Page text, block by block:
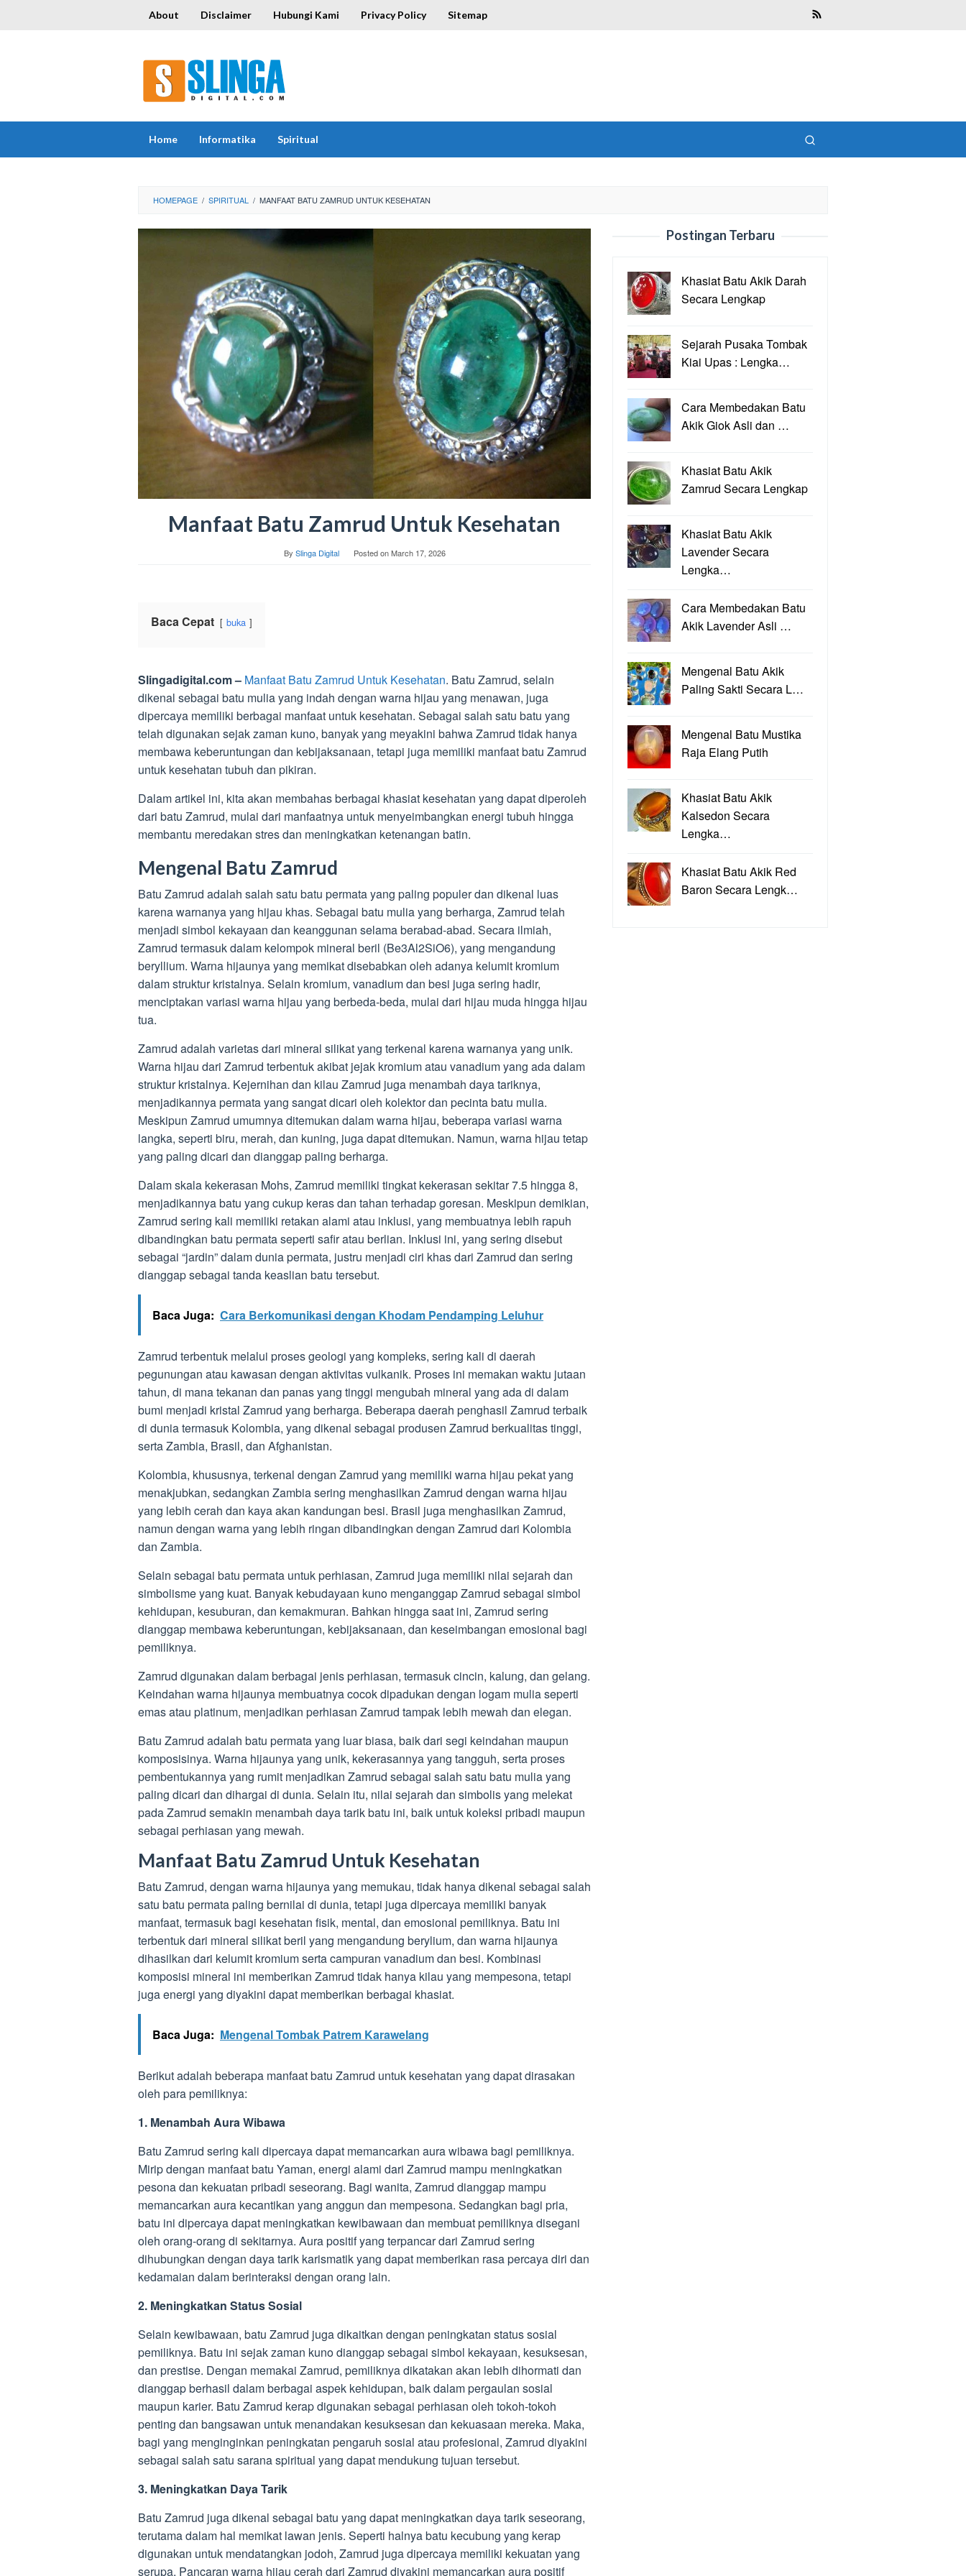
About Disclaimer Hubungi Kami Privacy Policy Sitemap
Home Informatika Spiritual
HOMEPAGE / SPIRITUAL / MANFAAT BATU ZAMRUD UNTUK KESEHATAN
Manfaat Batu Zamrud Untuk Kesehatan
By Slinga Digital Posted onMarch 17, 2026
Baca Cepat buka
Slingadigital.com – Manfaat Batu Zamrud Untuk Kesehatan. Batu Zamrud, selain
dikenal sebagai batu mulia yang indah dengan warna hijau yang menawan, juga
dipercaya memiliki berbagai manfaat untuk kesehatan. Sebagai salah satu batu yang
telah digunakan sejak zaman kuno, banyak yang meyakini bahwa Zamrud tidak hanya
membawa keberuntungan dan kebijaksanaan, tetapi juga memiliki manfaat batu Zamrud
untuk kesehatan tubuh dan pikiran.
Dalam artikel ini, kita akan membahas berbagai khasiat kesehatan yang dapat diperoleh
dari batu Zamrud, mulai dari manfaatnya untuk menyeimbangkan energi tubuh hingga
membantu meredakan stres dan meningkatkan ketenangan batin.
Mengenal Batu Zamrud
Batu Zamrud adalah salah satu batu permata yang paling populer dan dikenal luas
karena warnanya yang hijau khas. Sebagai batu mulia yang berharga, Zamrud telah
menjadi simbol kekayaan dan keanggunan selama berabad-abad. Secara ilmiah,
Zamrud termasuk dalam kelompok mineral beril (Be3Al2SiO6), yang mengandung
beryllium. Warna hijaunya yang memikat disebabkan oleh adanya kelumit kromium
dalam struktur kristalnya. Selain kromium, vanadium dan besi juga sering hadir,
menciptakan variasi warna hijau yang berbeda-beda, mulai dari hijau muda hingga hijau
tua.
Zamrud adalah varietas dari mineral silikat yang terkenal karena warnanya yang unik.
Warna hijau dari Zamrud terbentuk akibat jejak kromium atau vanadium yang ada dalam
struktur kristalnya. Kejernihan dan kilau Zamrud juga menambah daya tariknya,
menjadikannya permata yang sangat dicari oleh kolektor dan pecinta batu mulia.
Meskipun Zamrud umumnya ditemukan dalam warna hijau, beberapa variasi warna
langka, seperti biru, merah, dan kuning, juga dapat ditemukan. Namun, warna hijau tetap
yang paling dicari dan dianggap paling berharga.
Dalam skala kekerasan Mohs, Zamrud memiliki tingkat kekerasan sekitar 7.5 hingga 8,
menjadikannya batu yang cukup keras dan tahan terhadap goresan. Meskipun demikian,
Zamrud sering kali memiliki retakan alami atau inklusi, yang membuatnya lebih rapuh
dibandingkan batu permata seperti safir atau berlian. Inklusi ini, yang sering disebut
sebagai “jardin” dalam dunia permata, justru menjadi ciri khas dari Zamrud dan sering
dianggap sebagai tanda keaslian batu tersebut.
Baca Juga: Cara Berkomunikasi dengan Khodam Pendamping Leluhur
Zamrud terbentuk melalui proses geologi yang kompleks, sering kali di daerah
pegunungan atau kawasan dengan aktivitas vulkanik. Proses ini memakan waktu jutaan
tahun, di mana tekanan dan panas yang tinggi mengubah mineral yang ada di dalam
bumi menjadi kristal Zamrud yang berharga. Beberapa daerah penghasil Zamrud terbaik
di dunia termasuk Kolombia, yang dikenal sebagai produsen Zamrud berkualitas tinggi,
serta Zambia, Brasil, dan Afghanistan.
Kolombia, khususnya, terkenal dengan Zamrud yang memiliki warna hijau pekat yang
menakjubkan, sedangkan Zambia sering menghasilkan Zamrud dengan warna hijau
yang lebih cerah dan kaya akan kandungan besi. Brasil juga menghasilkan Zamrud,
namun dengan warna yang lebih ringan dibandingkan dengan Zamrud dari Kolombia
dan Zambia.
Selain sebagai batu permata untuk perhiasan, Zamrud juga memiliki nilai sejarah dan
simbolisme yang kuat. Banyak kebudayaan kuno menganggap Zamrud sebagai simbol
kehidupan, kesuburan, dan kemakmuran. Bahkan hingga saat ini, Zamrud sering
dianggap membawa keberuntungan, kebijaksanaan, dan keseimbangan emosional bagi
pemiliknya.
Zamrud digunakan dalam berbagai jenis perhiasan, termasuk cincin, kalung, dan gelang.
Keindahan warna hijaunya membuatnya cocok dipadukan dengan logam mulia seperti
emas atau platinum, menjadikan perhiasan Zamrud tampak lebih mewah dan elegan.
Batu Zamrud adalah batu permata yang luar biasa, baik dari segi keindahan maupun
komposisinya. Warna hijaunya yang unik, kekerasannya yang tangguh, serta proses
pembentukannya yang rumit menjadikan Zamrud sebagai salah satu batu mulia yang
paling dicari dan dihargai di dunia. Selain itu, nilai sejarah dan simbolis yang melekat
pada Zamrud semakin menambah daya tarik batu ini, baik untuk koleksi pribadi maupun
sebagai perhiasan yang mewah.
Manfaat Batu Zamrud Untuk Kesehatan
Batu Zamrud, dengan warna hijaunya yang memukau, tidak hanya dikenal sebagai salah
satu batu permata paling bernilai di dunia, tetapi juga dipercaya memiliki banyak
manfaat, termasuk bagi kesehatan fisik, mental, dan emosional pemiliknya. Batu ini
terbentuk dari mineral silikat beril yang mengandung berylium, dan warna hijaunya
dihasilkan dari kelumit kromium serta campuran vanadium dan besi. Kombinasi
komposisi mineral ini memberikan Zamrud tidak hanya kilau yang mempesona, tetapi
juga energi yang diyakini dapat memberikan berbagai khasiat.
Baca Juga: Mengenal Tombak Patrem Karawelang
Berikut adalah beberapa manfaat batu Zamrud untuk kesehatan yang dapat dirasakan
oleh para pemiliknya:
1. Menambah Aura Wibawa
Batu Zamrud sering kali dipercaya dapat memancarkan aura wibawa bagi pemiliknya.
Mirip dengan manfaat batu Yaman, energi alami dari Zamrud mampu meningkatkan
pesona dan kekuatan pribadi seseorang. Bagi wanita, Zamrud dianggap mampu
memancarkan aura kecantikan yang anggun dan mempesona. Sedangkan bagi pria,
batu ini dipercaya dapat meningkatkan kewibawaan dan membuat pemiliknya disegani
oleh orang-orang di sekitarnya. Aura positif yang terpancar dari Zamrud sering
dihubungkan dengan daya tarik karismatik yang dapat memberikan rasa percaya diri dan
kedamaian dalam berinteraksi dengan orang lain.
2. Meningkatkan Status Sosial
Selain kewibawaan, batu Zamrud juga dikaitkan dengan peningkatan status sosial
pemiliknya. Batu ini sejak zaman kuno dianggap sebagai simbol kekayaan, kesuksesan,
dan prestise. Dengan memakai Zamrud, pemiliknya dikatakan akan lebih dihormati dan
dianggap berhasil dalam berbagai aspek kehidupan, baik dalam pergaulan sosial
maupun karier. Batu Zamrud kerap digunakan sebagai perhiasan oleh tokoh-tokoh
penting dan bangsawan untuk menandakan kesuksesan dan kekuasaan mereka. Maka,
bagi yang menginginkan peningkatan pengaruh sosial atau profesional, Zamrud diyakini
sebagai salah satu sarana spiritual yang dapat mendukung tujuan tersebut.
3. Meningkatkan Daya Tarik
Batu Zamrud juga dikenal sebagai batu yang dapat meningkatkan daya tarik seseorang,
terutama dalam hal memikat lawan jenis. Seperti halnya batu kecubung yang kerap
digunakan untuk mendatangkan jodoh, Zamrud juga dipercaya memiliki kekuatan yang
serupa. Pancaran warna hijau cerah dari Zamrud diyakini memancarkan aura positif
Postingan Terbaru
Khasiat Batu Akik Darah
Secara Lengkap
Sejarah Pusaka Tombak
Kiai Upas : Lengka…
Cara Membedakan Batu
Akik Giok Asli dan …
Khasiat Batu Akik
Zamrud Secara Lengkap
Khasiat Batu Akik
Lavender Secara
Lengka…
Cara Membedakan Batu
Akik Lavender Asli …
Mengenal Batu Akik
Paling Sakti Secara L…
Mengenal Batu Mustika
Raja Elang Putih
Khasiat Batu Akik
Kalsedon Secara
Lengka…
Khasiat Batu Akik Red
Baron Secara Lengk…